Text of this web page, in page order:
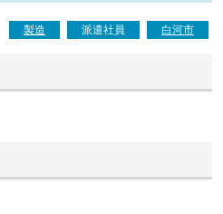
製造 派遣社員 白河市